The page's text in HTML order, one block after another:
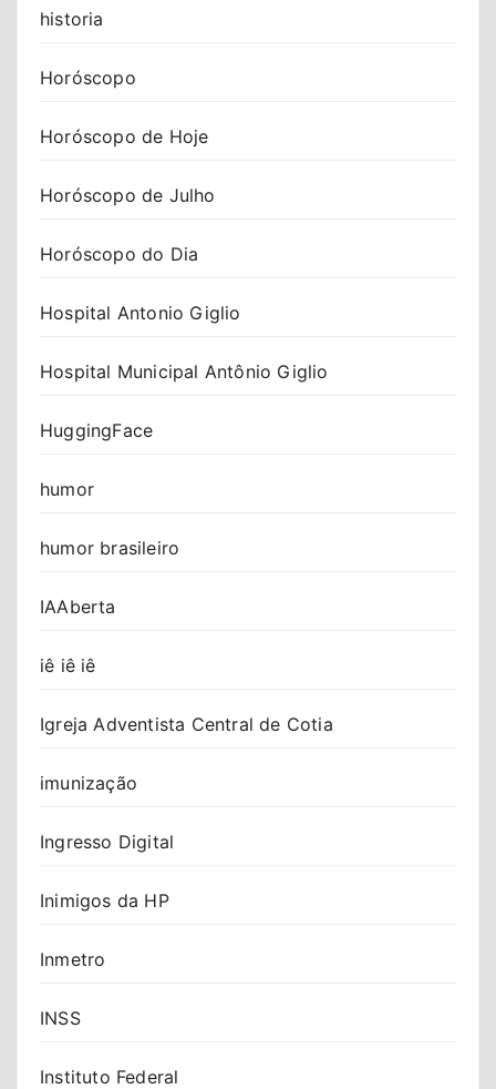
historia
Horóscopo
Horóscopo de Hoje
Horóscopo de Julho
Horóscopo do Dia
Hospital Antonio Giglio
Hospital Municipal Antônio Giglio
HuggingFace
humor
humor brasileiro
IAAberta
iê iê iê
Igreja Adventista Central de Cotia
imunização
Ingresso Digital
Inimigos da HP
Inmetro
INSS
Instituto Federal